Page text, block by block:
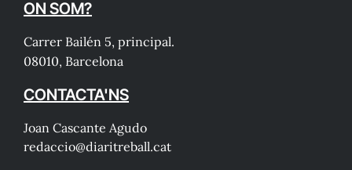
ON SOM?
Carrer Bailén 5, principal.
08010, Barcelona
CONTACTA'NS
Joan Cascante Agudo
redaccio@diaritreball.cat